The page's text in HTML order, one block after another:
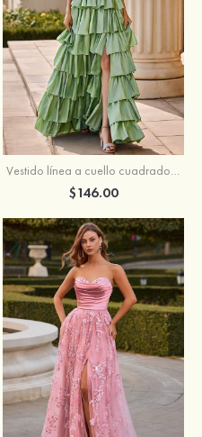
Vestido línea a cuello cuadrado tafetán hasta el suelo vestido de graduación con volantes
$146.00